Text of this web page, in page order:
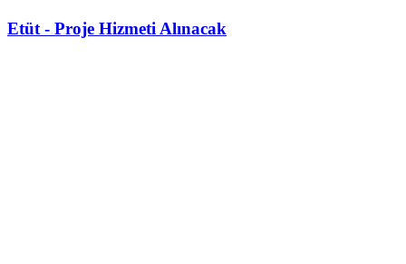
Etüt - Proje Hizmeti Alınacak